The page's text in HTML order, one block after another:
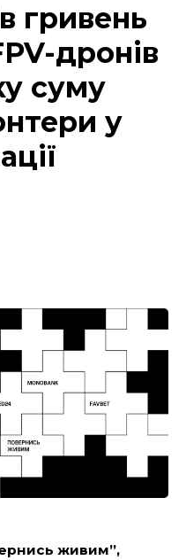
гривень
дронів
суму
у
живим”,